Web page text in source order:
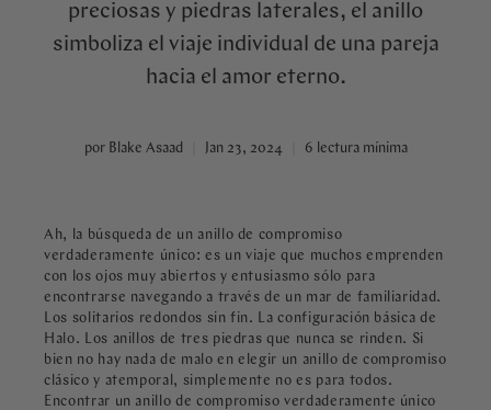
preciosas y piedras laterales, el anillo
simboliza el viaje individual de una pareja
hacia el amor eterno.
por Blake Asaad Jan 23, 2024 6 lectura mínima
Ah, la búsqueda de un anillo de compromiso
verdaderamente único: es un viaje que muchos emprenden
con los ojos muy abiertos y entusiasmo sólo para
encontrarse navegando a través de un mar de familiaridad.
Los solitarios redondos sin fin. La configuración básica de
Halo. Los anillos de tres piedras que nunca se rinden. Si
bien no hay nada de malo en elegir un anillo de compromiso
clásico y atemporal, simplemente no es para todos.
Encontrar un anillo de compromiso verdaderamente único